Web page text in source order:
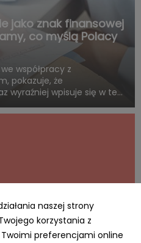
jako znak finansowej
co myślą Polacy
współpracy z
pokazuje, że
wyraźniej wpisuje się w ten
planowanie przyszłości.
naszej strony
korzystania z
Twoimi preferencjami online